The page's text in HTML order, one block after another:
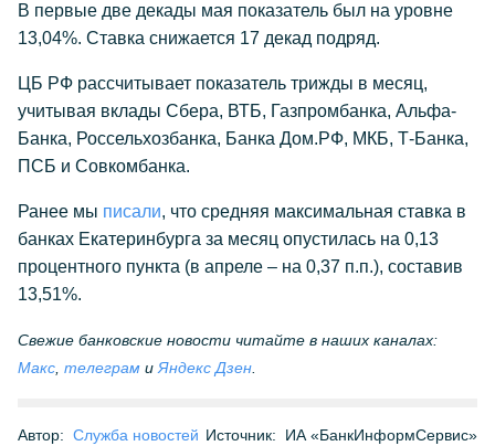
В первые две декады мая показатель был на уровне
13,04%. Ставка снижается 17 декад подряд.
ЦБ РФ рассчитывает показатель трижды в месяц,
учитывая вклады Сбера, ВТБ, Газпромбанка, Альфа-
Банка, Россельхозбанка, Банка Дом.РФ, МКБ, Т-Банка,
ПСБ и Совкомбанка.
Ранее мы писали, что средняя максимальная ставка в
банках Екатеринбурга за месяц опустилась на 0,13
процентного пункта (в апреле – на 0,37 п.п.), составив
13,51%.
Свежие банковские новости читайте в наших каналах:
Макс, телеграм иЯндекс Дзен.
Автор: Служба новостей Источник: ИА «БанкИнформСервис»